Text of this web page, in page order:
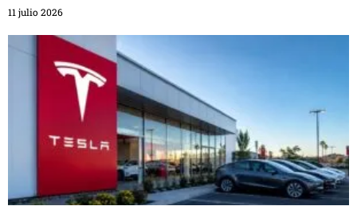
11 julio 2026